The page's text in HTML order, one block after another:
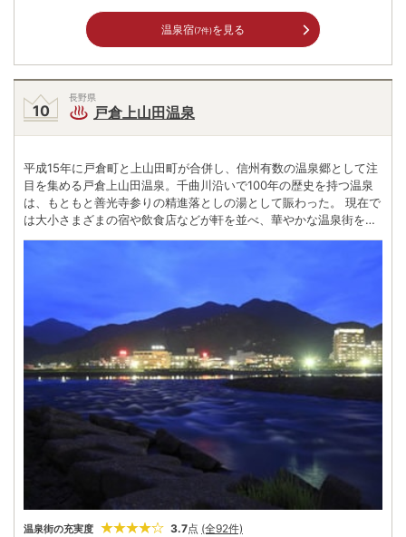
温泉宿(7件)を見る
長野県
戸倉上山田温泉
平成15年に戸倉町と上山田町が合併し、信州有数の温泉郷として注
目を集める戸倉上山田温泉。千曲川沿いで100年の歴史を持つ温泉
は、もともと善光寺参りの精進落としの湯として賑わった。 現在で
は大小さまざまの宿や飲食店などが軒を並べ、華やかな温泉街を形
成。一方、素朴な雰囲気を残す万葉公園には27の歌碑が建ち、小林
つだ。味覚を満たした後は、自慢の天然温泉をゆっくり味わいた
い。
温泉街の充実度 3.7点 (全92件)